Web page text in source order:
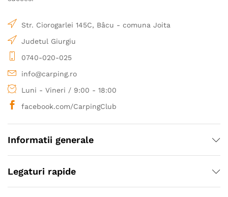
Str. Ciorogarlei 145C, Bâcu - comuna Joita
Judetul Giurgiu
0740-020-025
info@carping.ro
Luni - Vineri / 9:00 - 18:00
facebook.com/CarpingClub
Informatii generale
Legaturi rapide